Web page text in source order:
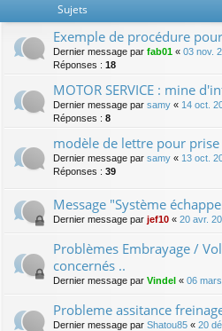
Sujets
Exemple de procédure
Dernier message par fab01 « 03 nov.
Réponses : 18
MOTOR SERVICE : mine
Dernier message par samy « 14 oct.
Réponses : 8
modèle de lettre pour prise
Dernier message par samy « 13 oct.
Réponses : 39
Message "Système
Dernier message par jef10 « 20 avr.
Problèmes Embrayage /
concernés ..
Dernier message par Vindel « 06
Probleme assitance
Dernier message par Shatou85 « 20